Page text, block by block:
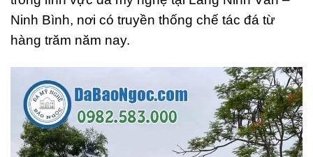
Ninh Bình, nơi có truyền thống chế tác đá từ
hàng trăm năm nay.